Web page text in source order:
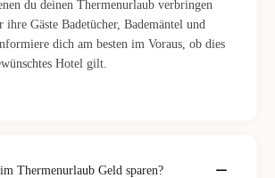
du deinen Thermenurlaub verbringen
ihre Gäste Badetücher, Bademäntel und
dich am besten im Voraus, ob dies
Hotel gilt.
Thermenurlaub Geld sparen?